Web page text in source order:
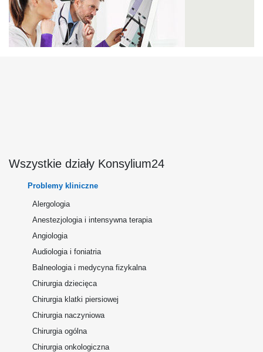
Wszystkie działy Konsylium24
Problemy kliniczne
Alergologia
Anestezjologia i intensywna terapia
Angiologia
Audiologia i foniatria
Balneologia i medycyna fizykalna
Chirurgia dziecięca
Chirurgia klatki piersiowej
Chirurgia naczyniowa
Chirurgia ogólna
Chirurgia onkologiczna